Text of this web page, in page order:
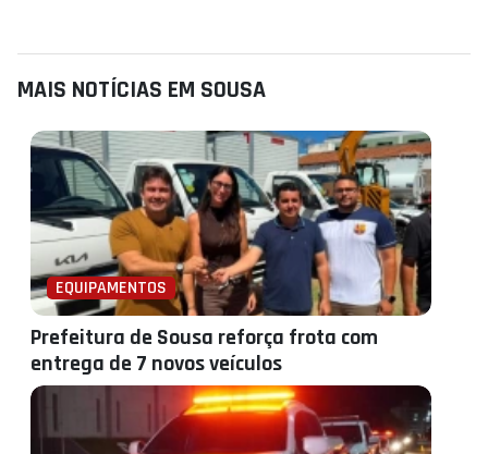
MAIS NOTÍCIAS EM SOUSA
EQUIPAMENTOS
Prefeitura de Sousa reforça frota com
entrega de 7 novos veículos